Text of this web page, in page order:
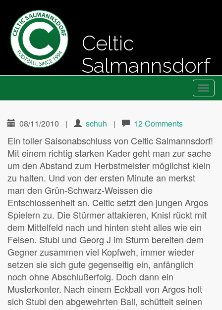
Celtic
Salmannsdorf
Menu
08/11/2010 | schuh | 12 Comments
Ein toller Saisonabschluss von Celtic Salmannsdorf!
Mit einem richtig starken Kader geht man zur sache
um den Abstand zum Herbstmeister möglichst klein
zu halten. Und von der ersten Minute an merkst
man den Grün-Schwarz-Weissen die
Entschlossenheit an. Celtic setzt den jungen Argos
Spielern zu. Die Stürmer attakieren, Knisl rückt mit
dem Mittelfeld nach und hinten steht alles wie ein
Felsen. Stubi und Georg J im Sturm bereiten dem
Gegner zusammen viel Kopfweh, immer wieder
setzen sie sich gute gegenseitig ein, anfänglich
noch ohne Abschlußerfolg. Doch dann ein
Musterkonter. Nach einem Eckball von Argos holt
sich Stubi den abgewehrten Ball, schüttelt seinen